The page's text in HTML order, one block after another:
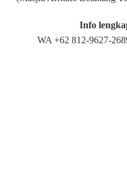
Info
WA +62 812-9627-